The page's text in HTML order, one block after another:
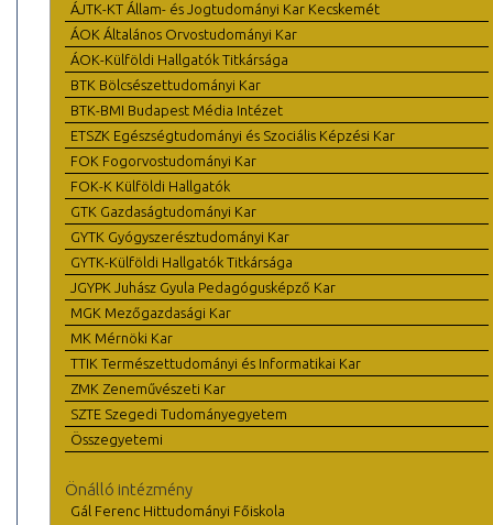
ÁJTK-KT Állam- és Jogtudományi Kar Kecskemét
ÁOK Általános Orvostudományi Kar
ÁOK-Külföldi Hallgatók Titkársága
BTK Bölcsészettudományi Kar
BTK-BMI Budapest Média Intézet
ETSZK Egészségtudományi és Szociális Képzési Kar
FOK Fogorvostudományi Kar
FOK-K Külföldi Hallgatók
GTK Gazdaságtudományi Kar
GYTK Gyógyszerésztudományi Kar
GYTK-Külföldi Hallgatók Titkársága
JGYPK Juhász Gyula Pedagógusképző Kar
MGK Mezőgazdasági Kar
MK Mérnöki Kar
TTIK Természettudományi és Informatikai Kar
ZMK Zeneművészeti Kar
SZTE Szegedi Tudományegyetem
Összegyetemi
Önálló intézmény
Gál Ferenc Hittudományi Főiskola